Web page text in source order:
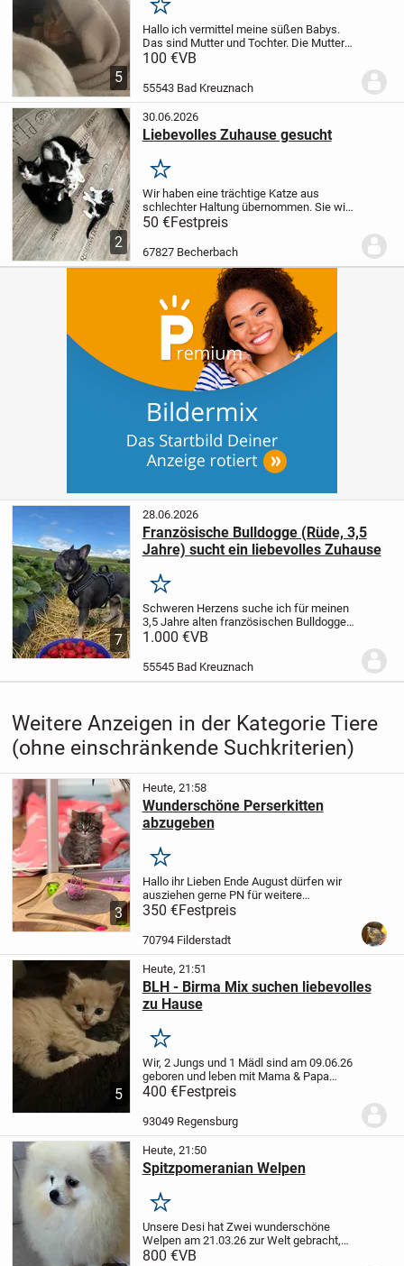
5
Merken
Hallo ich vermittel meine süßen Babys.
Das sind Mutter und Tochter. Die Mutter
ist 3 Jahre alt und die Tochter 1,5 Jahre.
Die Mutter ist europäische
100 €VB
55543 Bad Kreuznach
2
30.06.2026
Liebevolles Zuhause gesucht
Merken
Wir haben eine trächtige Katze aus
schlechter Haltung übernommen. Sie wird
nun kastriert, hat aber noch 5 süße kleine
kitten, die nun ein liebevolles und
verantwortungsvolles Zuhause suchen.
50 €Festpreis
67827 Becherbach
7
28.06.2026
Französische Bulldogge (Rüde, 3,5
Jahre) sucht ein liebevolles Zuhause
Merken
Schweren Herzens suche ich für meinen
3,5 Jahre alten französischen Bulldoggen-
Rüden ein neues, liebevolles Zuhause.
freundlicher Hund. Anfangs braucht er...
1.000 €VB
55545 Bad Kreuznach
Weitere Anzeigen in der Kategorie Tiere
(ohne einschränkende Suchkriterien)
3
Heute, 21:58
Wunderschöne Perserkitten
abzugeben
Merken
Hallo ihr LiebenEnde August dürfen wir
ausziehen gerne PN für weitere
Informationen gerne auch telefonisch das
ist uns am liebsten.
atemberaubend sehr lieb wir machen
350 €Festpreis
70794 Filderstadt
5
Heute, 21:51
BLH - Birma Mix suchen liebevolles
zu Hause
Merken
Wir, 2 Jungs und 1 Mädl sind am 09.06.26
geboren und leben mit Mama & Papa
zusammen sowie dem Dosenöffner
Kennen alle Alltagsgeräusche,
der Arzt sagt wir sind gesund, entwurmt
und spielen...
400 €Festpreis
93049 Regensburg
Heute, 21:50
Spitzpomeranian Welpen
Merken
Unsere Desi hat Zwei wunderschöne
Welpen am 21.03.26 zur Welt gebracht,
die ein Liebevolles Zuhause suchen. Sind
800 €VB